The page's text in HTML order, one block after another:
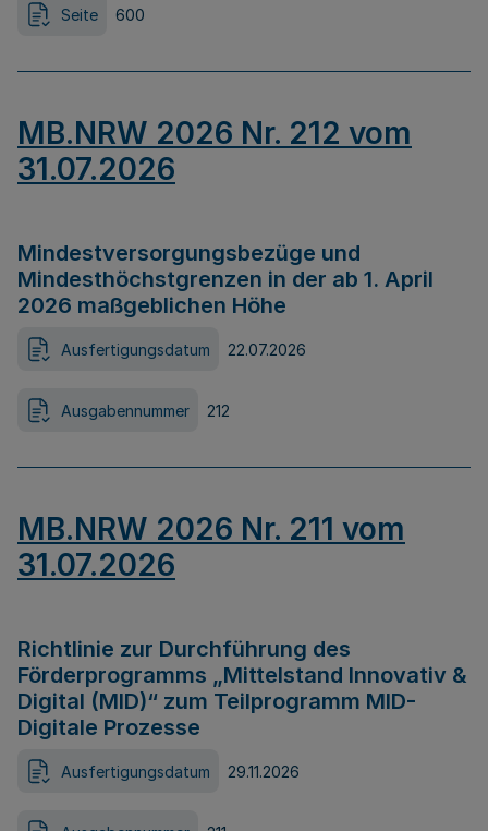
Seite 600
MB.NRW 2026 Nr. 212 vom
31.07.2026
Mindestversorgungsbezüge und
Mindesthöchstgrenzen in der ab 1. April
2026 maßgeblichen Höhe
Ausfertigungsdatum 22.07.2026
Ausgabennummer 212
MB.NRW 2026 Nr. 211 vom
31.07.2026
Richtlinie zur Durchführung des
Förderprogramms „Mittelstand Innovativ &
Digital (MID)“ zum Teilprogramm MID-
Digitale Prozesse
Ausfertigungsdatum 29.11.2026